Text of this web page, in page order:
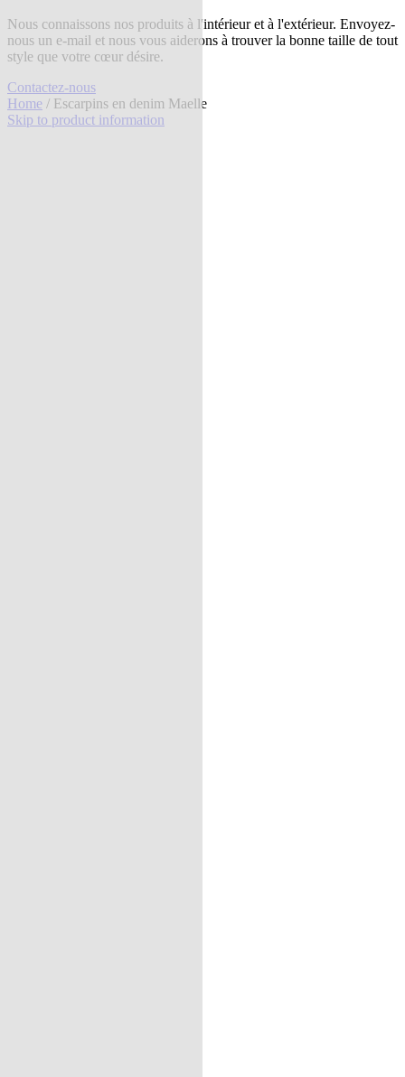
Nous connaissons nos produits à l'intérieur et à l'extérieur. Envoyez-
nous un e-mail et nous vous aiderons à trouver la bonne taille de tout
style que votre cœur désire.
Contactez-nous
Home / Escarpins en denim Maelle
Skip to product information